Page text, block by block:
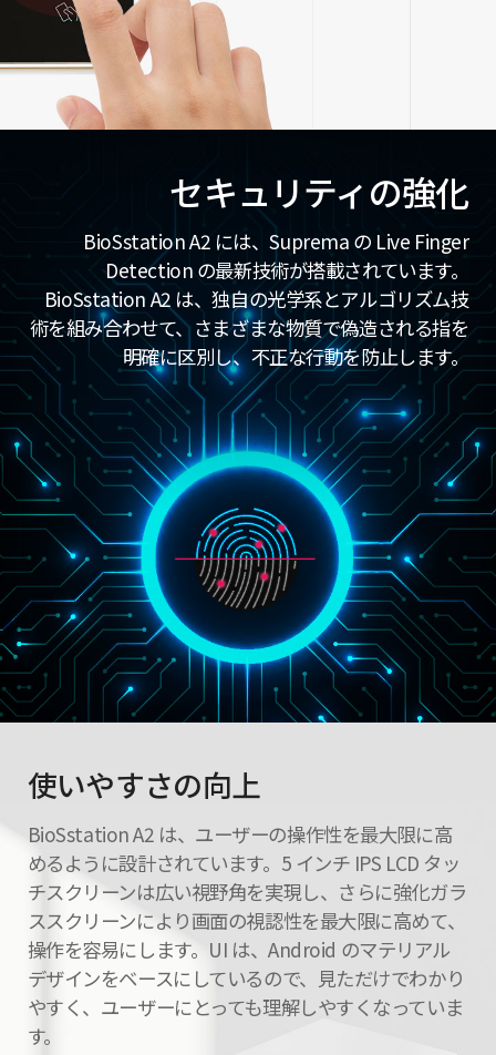
セキュリティの強化
BioSstation A2 には、Suprema の Live Finger
Detection の最新技術が搭載されています。
BioSstation A2 は、独自の光学系とアルゴリズム技
術を組み合わせて、さまざまな物質で偽造される指を
明確に区別し、不正な行動を防止します。
使いやすさの向上
BioSstation A2 は、ユーザーの操作性を最大限に高
めるように設計されています。5 インチ IPS LCD タッ
チスクリーンは広い視野角を実現し、さらに強化ガラ
ススクリーンにより画面の視認性を最大限に高めて、
操作を容易にします。UI は、Android のマテリアル
デザインをベースにしているので、見ただけでわかり
やすく、ユーザーにとっても理解しやすくなっていま
す。